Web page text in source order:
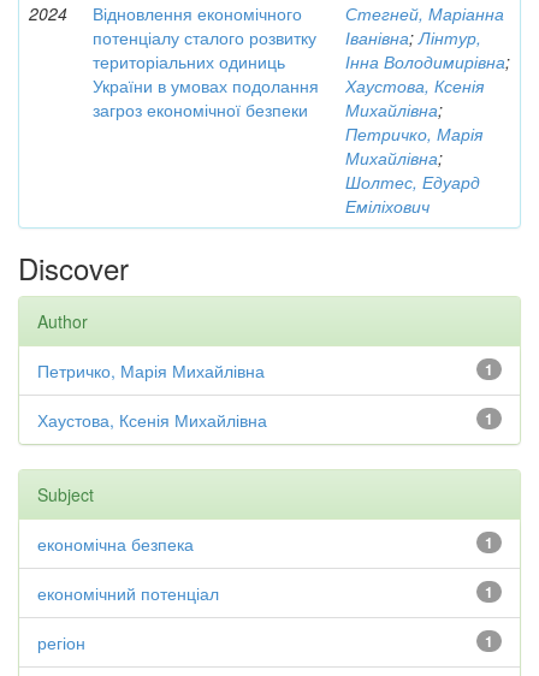
2024
Відновлення економічного
потенціалу сталого розвитку
територіальних одиниць
України в умовах подолання
загроз економічної безпеки
Стегней, Маріанна
Іванівна;Лінтур,
Інна Володимирівна;
Хаустова, Ксенія
Михайлівна;
Петричко, Марія
Михайлівна;
Шолтес, Едуард
Еміліхович
Discover
Author
1
Петричко, Марія Михайлівна
1
Хаустова, Ксенія Михайлівна
Subject
1
економічна безпека
1
економічний потенціал
1
регіон